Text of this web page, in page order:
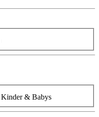
Kinder & Babys